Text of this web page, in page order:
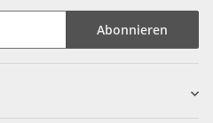
Abonnieren